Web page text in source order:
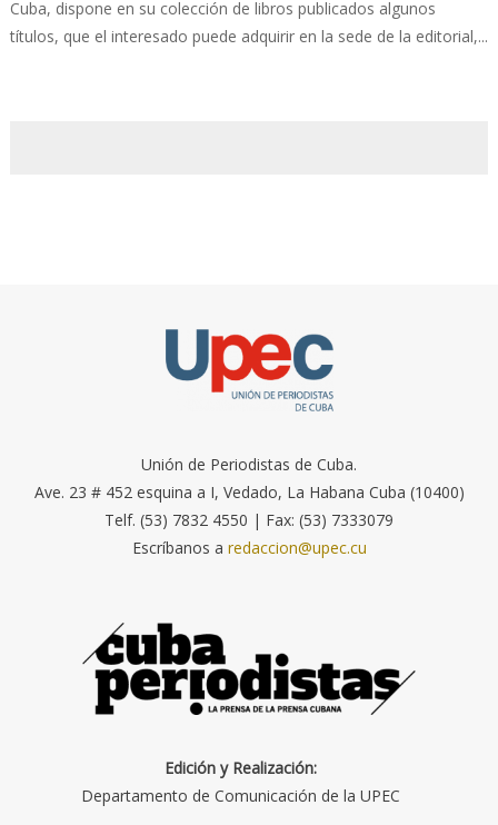
Cuba, dispone en su colección de libros publicados algunos
títulos, que el interesado puede adquirir en la sede de la editorial,...
Unión de Periodistas de Cuba.
Ave. 23 # 452 esquina a I, Vedado, La Habana Cuba (10400)
Telf. (53) 7832 4550 | Fax: (53) 7333079
Escríbanos a redaccion@upec.cu
Edición y Realización:
Departamento de Comunicación de la UPEC